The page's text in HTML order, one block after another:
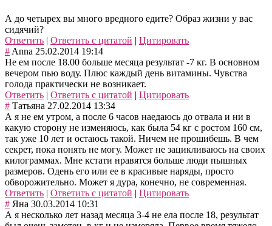
А до четырех вы много вредного едите? Образ жизни у вас
сидячий?
Ответить | Ответить с цитатой | Цитировать
# Anna 25.02.2014 19:14
Не ем после 18.00 больше месяца результат -7 кг. В основном
вечером пью воду. Плюс каждый день витамины. Чувства
голода практически не возникает.
Ответить | Ответить с цитатой | Цитировать
# Татьяна 27.02.2014 13:34
А я не ем утром, а после 6 часов наедаюсь до отвала и ни в
какую сторону не изменяюсь, как была 54 кг с ростом 160 см,
так уже 10 лет и остаюсь такой. Ничем не прошибешь. В чем
секрет, пока понять не могу. Может не зацикливаюсь на своих
килограммах. Мне кстати нравятся больше люди пышных
размеров. Одень его или ее в красивые наряды, просто
обворожительно. Может я дура, конечно, не современная.
Ответить | Ответить с цитатой | Цитировать
# Яна 30.03.2014 10:31
А я несколько лет назад месяца 3-4 не ела после 18, результат